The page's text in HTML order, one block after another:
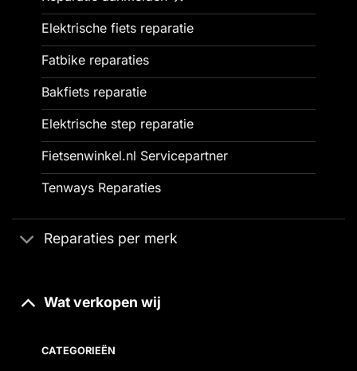
Elektrische fiets reparatie
Fatbike reparaties
Bakfiets reparatie
Elektrische step reparatie
Fietsenwinkel.nl Servicepartner
Tenways Reparaties
Reparaties per merk
Wat verkopen wij
CATEGORIEËN